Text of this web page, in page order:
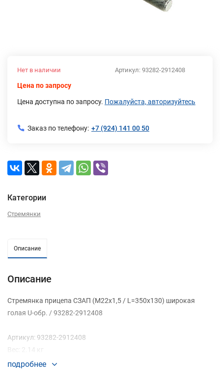
Артикул: 93282-2912408
Нет в наличии
Цена по запросу
Цена доступна по запросу. Пожалуйста, авторизуйтесь
Заказ по телефону: +7 (924) 141 00 50
Категории
Стремянки
Описание
Описание
Стремянка прицепа СЗАП (М22х1,5 / L=350х130) широкая
голая U-обр. / 93282-2912408
Артикул: 93282-2912408
Вес: 2.14 кг
подробнее